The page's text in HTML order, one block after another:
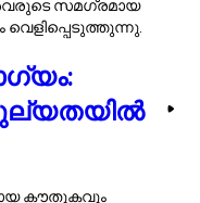
ശാസ്ത്രജ്ഞൻ
നവീകരണത്തിലും
അവരുടെ
മറ്റൊരു
ശ്രദ്ധയും
ചെയ്യാനുള്ള